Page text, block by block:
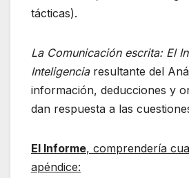
tácticas).
La Comunicación escrita: El
Inteligencia resultante del
información, deducciones y
dan respuesta a las
El Informe, comprendería
apéndice: